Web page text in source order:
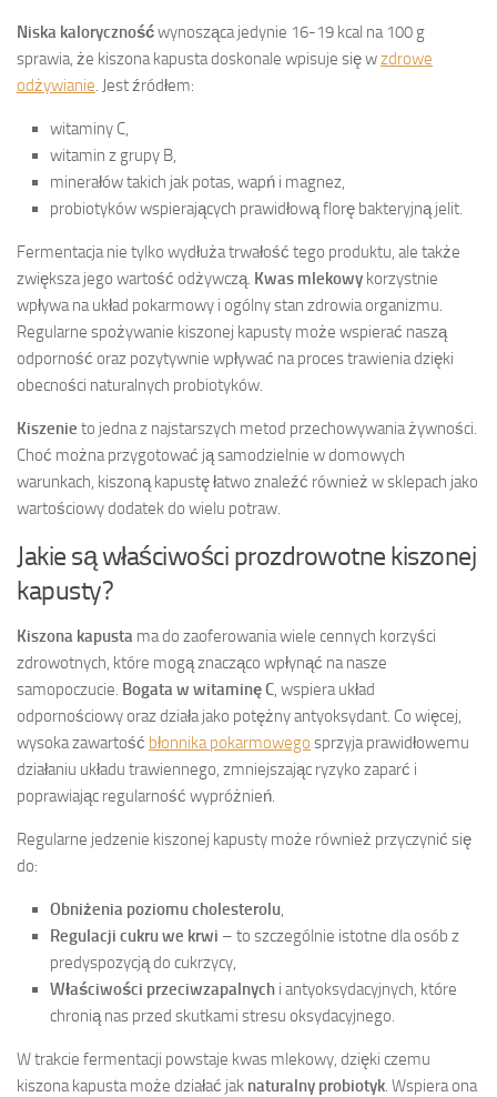
Niska kalorycznośćwynosząca jedynie 16-19 kcal na 100 g
sprawia, że kiszona kapusta doskonale wpisuje się wzdrowe
odżywianie. Jest źródłem:
witaminy C,
witamin z grupy B,
minerałów takich jak potas, wapń i magnez,
probiotyków wspierających prawidłową florę bakteryjną jelit.
Fermentacja nie tylko wydłuża trwałość tego produktu, ale także
zwiększa jego wartość odżywczą. Kwas mlekowy korzystnie
wpływa na układ pokarmowy i ogólny stan zdrowia organizmu.
Regularne spożywanie kiszonej kapusty może wspierać naszą
odporność oraz pozytywnie wpływać na proces trawienia dzięki
obecności naturalnych probiotyków.
Kiszenie to jedna z najstarszych metod przechowywania żywności.
Choć można przygotować ją samodzielnie w domowych
warunkach, kiszoną kapustę łatwo znaleźć również w sklepach jako
wartościowy dodatek do wielu potraw.
Jakie są właściwości prozdrowotne kiszonej
kapusty?
Kiszona kapusta ma do zaoferowania wiele cennych korzyści
zdrowotnych, które mogą znacząco wpłynąć na nasze
samopoczucie. Bogata w witaminę C, wspiera układ
odpornościowy oraz działa jako potężny antyoksydant. Co więcej,
wysoka zawartość błonnika pokarmowego sprzyja prawidłowemu
działaniu układu trawiennego, zmniejszając ryzyko zaparć i
poprawiając regularność wypróżnień.
Regularne jedzenie kiszonej kapusty może również przyczynić się
do:
Obniżenia poziomu cholesterolu,
Regulacji cukru we krwi – to szczególnie istotne dla osób z
predyspozycją do cukrzycy,
Właściwości przeciwzapalnych i antyoksydacyjnych, które
chronią nas przed skutkami stresu oksydacyjnego.
W trakcie fermentacji powstaje kwas mlekowy, dzięki czemu
kiszona kapusta może działać jak naturalny probiotyk. Wspiera ona